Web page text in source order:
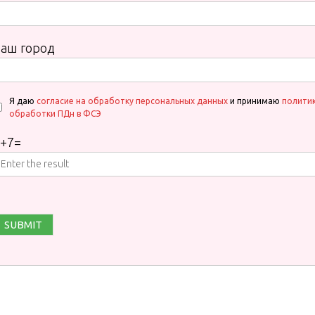
город
Я даю согласие на обработку персональных данных и принимаю
обработки ПДн в ФСЭ
+7=